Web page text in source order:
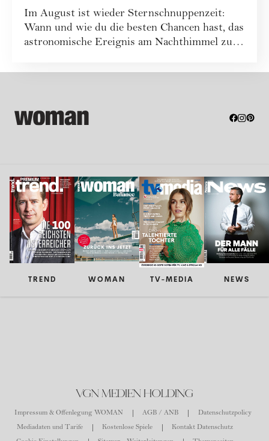
Im August ist wieder Sternschnuppenzeit:
Wann und wie du die besten Chancen hast, das
astronomische Ereignis am Nachthimmel zu
TREND WOMAN TV-MEDIA NEWS
VGN MEDIEN HOLDING
Impressum & Offenlegung WOMAN AGB / ANB
Datenschutzpolicy
Mediadaten und Tarife
Kostenlose Spiele
Kontakt Datenschutz